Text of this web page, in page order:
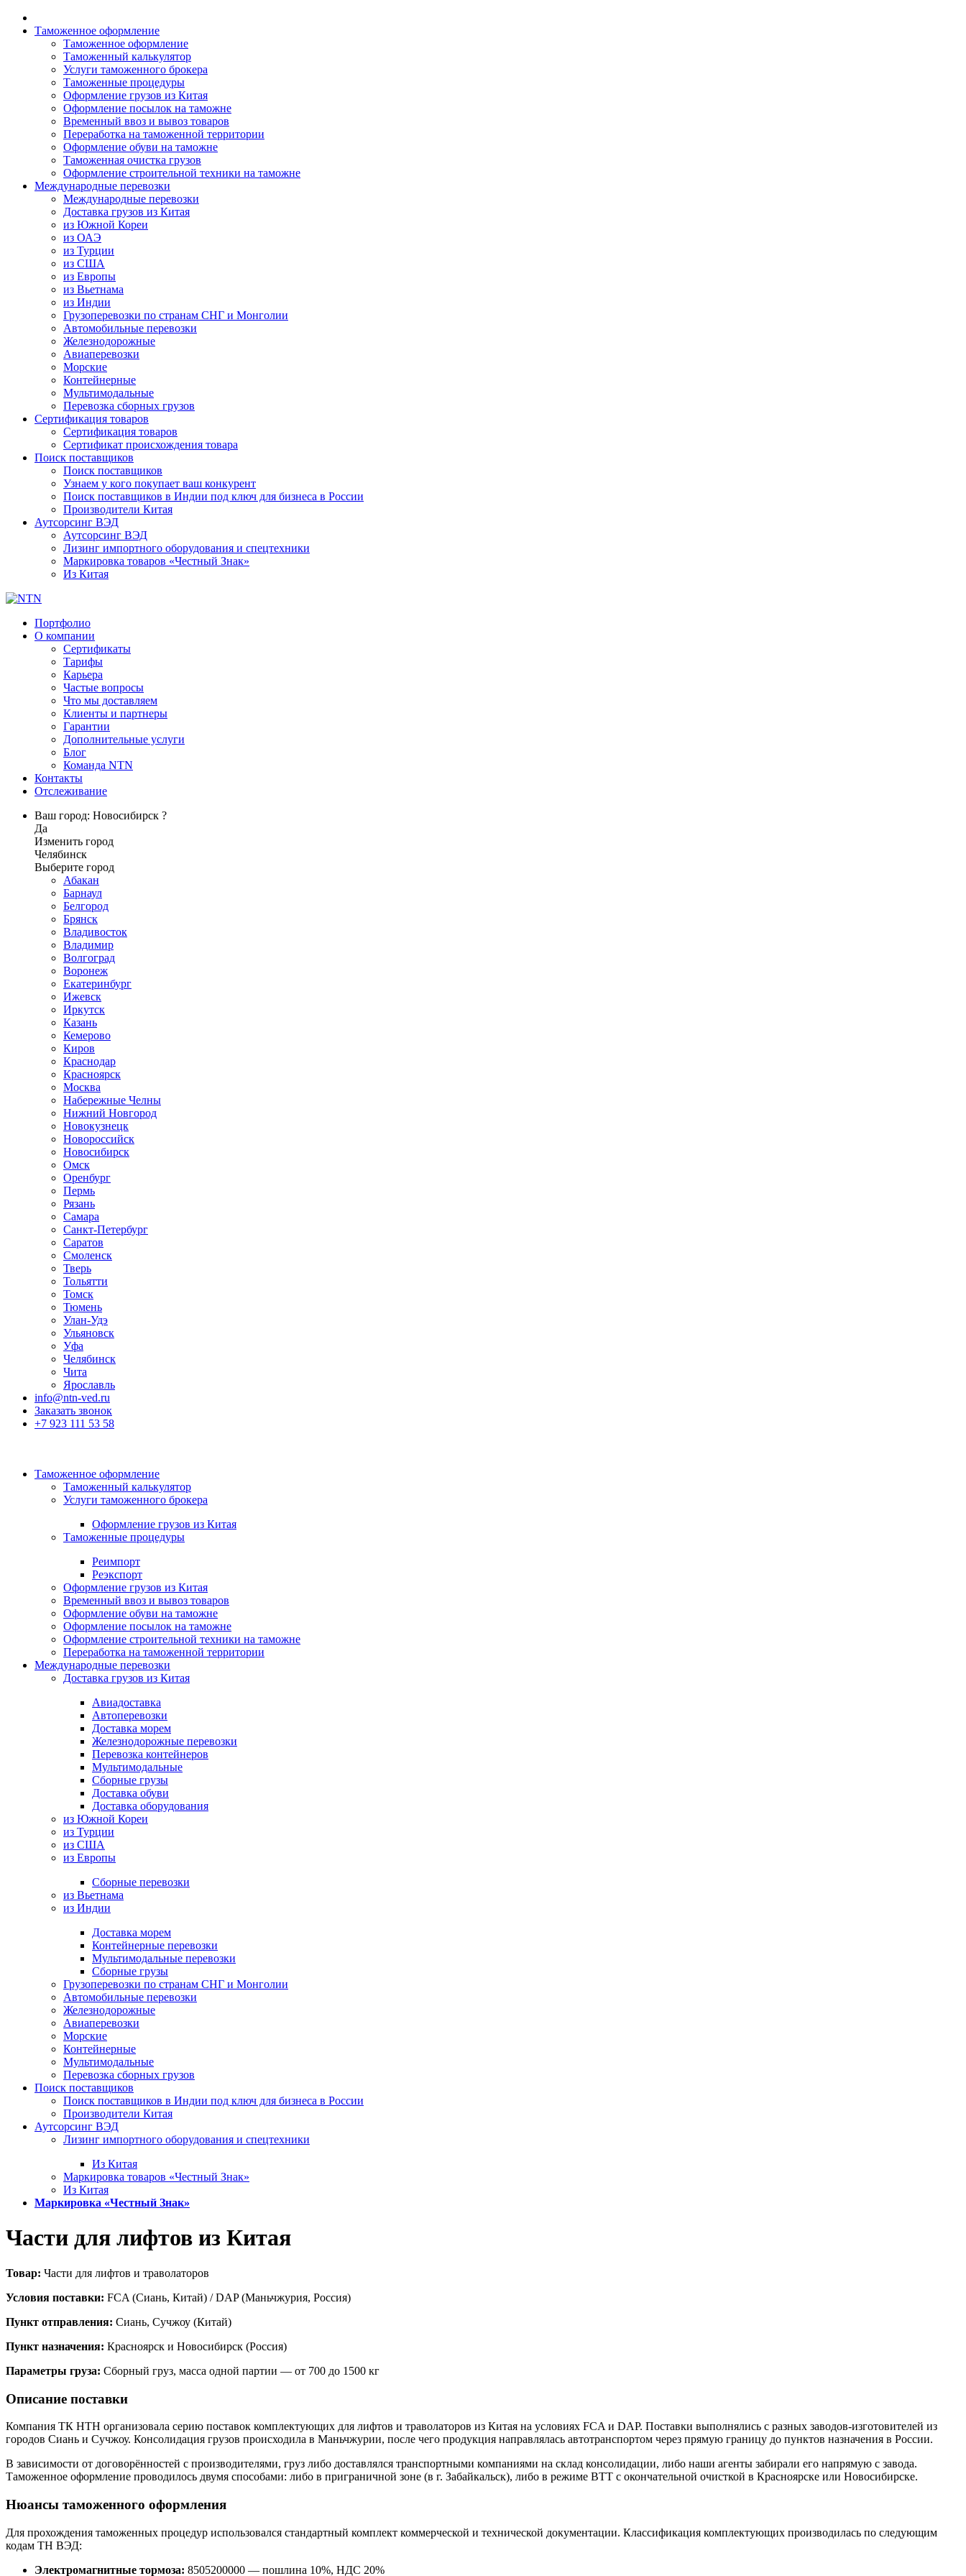
Таможенное оформление
Таможенное оформление
Таможенный калькулятор
Услуги таможенного брокера
Таможенные процедуры
Оформление грузов из Китая
Оформление посылок на таможне
Временный ввоз и вывоз товаров
Переработка на таможенной территории
Оформление обуви на таможне
Таможенная очистка грузов
Оформление строительной техники на таможне
Международные перевозки
Международные перевозки
Доставка грузов из Китая
из Южной Кореи
из ОАЭ
из Турции
из США
из Европы
из Вьетнама
из Индии
Грузоперевозки по странам СНГ и Монголии
Автомобильные перевозки
Железнодорожные
Авиаперевозки
Морские
Контейнерные
Мультимодальные
Перевозка сборных грузов
Сертификация товаров
Сертификация товаров
Сертификат происхождения товара
Поиск поставщиков
Поиск поставщиков
Узнаем у кого покупает ваш конкурент
Поиск поставщиков в Индии под ключ для бизнеса в России
Производители Китая
Аутсорсинг ВЭД
Аутсорсинг ВЭД
Лизинг импортного оборудования и спецтехники
Маркировка товаров «Честный Знак»
Из Китая
Портфолио
О компании
Сертификаты
Тарифы
Карьера
Частые вопросы
Что мы доставляем
Клиенты и партнеры
Гарантии
Дополнительные услуги
Блог
Команда NTN
Контакты
Отслеживание
Ваш город: Новосибирск ?
Да
Изменить город
Челябинск
Выберите город
Абакан
Барнаул
Белгород
Брянск
Владивосток
Владимир
Волгоград
Воронеж
Екатеринбург
Ижевск
Иркутск
Казань
Кемерово
Киров
Краснодар
Красноярск
Москва
Набережные Челны
Нижний Новгород
Новокузнецк
Новороссийск
Новосибирск
Омск
Оренбург
Пермь
Рязань
Самара
Санкт-Петербург
Саратов
Смоленск
Тверь
Тольятти
Томск
Тюмень
Улан-Удэ
Ульяновск
Уфа
Челябинск
Чита
Ярославль
info@ntn-ved.ru
Заказать звонок
+7 923 111 53 58
Таможенное оформление
Таможенный калькулятор
Услуги таможенного брокера
Оформление грузов из Китая
Таможенные процедуры
Реимпорт
Реэкспорт
Оформление грузов из Китая
Временный ввоз и вывоз товаров
Оформление обуви на таможне
Оформление посылок на таможне
Оформление строительной техники на таможне
Переработка на таможенной территории
Международные перевозки
Доставка грузов из Китая
Авиадоставка
Автоперевозки
Доставка морем
Железнодорожные перевозки
Перевозка контейнеров
Мультимодальные
Сборные грузы
Доставка обуви
Доставка оборудования
из Южной Кореи
из Турции
из США
из Европы
Сборные перевозки
из Вьетнама
из Индии
Доставка морем
Контейнерные перевозки
Мультимодальные перевозки
Сборные грузы
Грузоперевозки по странам СНГ и Монголии
Автомобильные перевозки
Железнодорожные
Авиаперевозки
Морские
Контейнерные
Мультимодальные
Перевозка сборных грузов
Поиск поставщиков
Поиск поставщиков в Индии под ключ для бизнеса в России
Производители Китая
Аутсорсинг ВЭД
Лизинг импортного оборудования и спецтехники
Из Китая
Маркировка товаров «Честный Знак»
Из Китая
Маркировка «Честный Знак»
Части для лифтов из Китая
Товар: Части для лифтов и траволаторов
Условия поставки: FCA (Сиань, Китай) / DAP (Маньчжурия, Россия)
Пункт отправления: Сиань, Сучжоу (Китай)
Пункт назначения: Красноярск и Новосибирск (Россия)
Параметры груза: Сборный груз, масса одной партии — от 700 до 1500 кг
Описание поставки
Компания ТК НТН организовала серию поставок комплектующих для лифтов и траволаторов из Китая на условиях FCA и DAP. Поставки выполнялись с разных заводов-изготовителей из
городов Сиань и Сучжоу. Консолидация грузов происходила в Маньчжурии, после чего продукция направлялась автотранспортом через прямую границу до пунктов назначения в России.
В зависимости от договорённостей с производителями, груз либо доставлялся транспортными компаниями на склад консолидации, либо наши агенты забирали его напрямую с завода.
Таможенное оформление проводилось двумя способами: либо в приграничной зоне (в г. Забайкальск), либо в режиме ВТТ с окончательной очисткой в Красноярске или Новосибирске.
Нюансы таможенного оформления
Для прохождения таможенных процедур использовался стандартный комплект коммерческой и технической документации. Классификация комплектующих производилась по следующим
кодам ТН ВЭД:
Электромагнитные тормоза: 8505200000 — пошлина 10%, НДС 20%